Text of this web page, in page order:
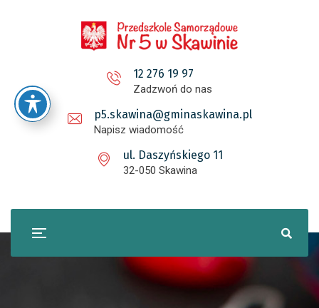
12 276 19 97
Zadzwoń do nas
p5.skawina@gminaskawina.pl
Napisz wiadomość
ul. Daszyńskiego 11
32-050 Skawina